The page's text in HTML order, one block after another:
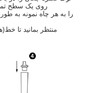
روی یک سطح تمیز و